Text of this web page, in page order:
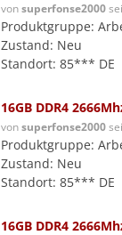
vonsuperfonse2000
Produktgruppe:
Zustand: Neu
Standort: 85*** DE
16GB DDR4
vonsuperfonse2000
Produktgruppe:
Zustand: Neu
Standort: 85*** DE
16GB DDR4